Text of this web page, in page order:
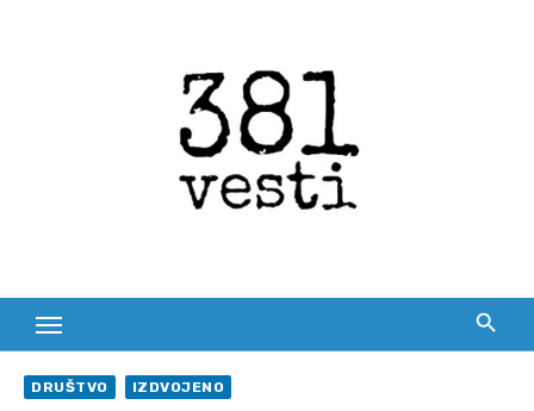
DRUŠTVO IZDVOJENO